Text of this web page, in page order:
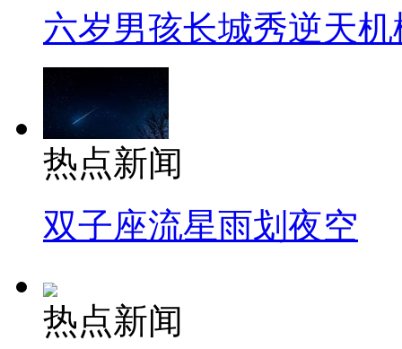
六岁男孩长城秀逆天机
热点新闻
双子座流星雨划夜空
热点新闻